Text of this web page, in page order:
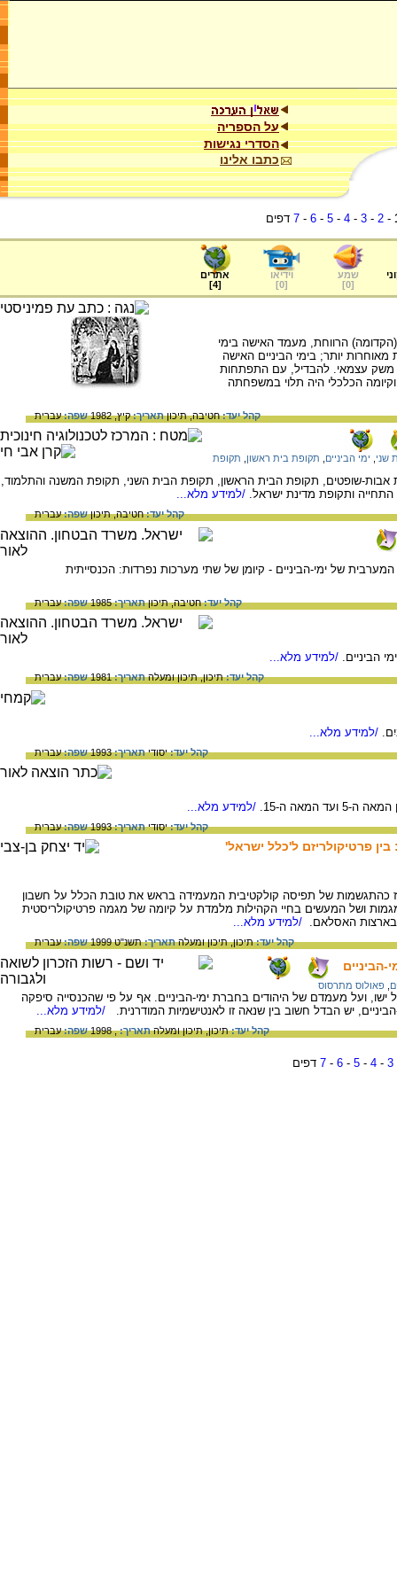
על הספריה
הסדרי נגישות
כתבו אלינו
-
2
-
3
-
4
-
5
-
6
-
7 דפים
שמע
[
0
]
וידיאו
[
0
]
אתרים
[
4
]
הרווחת, מעמד האישה בימי
יותר; בימי הביניים האישה
משק עצמאי. להבדיל, עם התפתחות
הכלכלי היה תלוי במשפחתה
קהל יעד:חטיבה,תיכוןתאריך:קיץ, 1982 שפה:עברית
שני ימי הביניים תקופת בית ראשון תקופת
שופטים, תקופת הבית הראשון, תקופת הבית השני, תקופת המשנה והתלמוד,
ותקופת מדינת ישראל. /למידע מלא...
קהל יעד:חטיבה,תיכוןשפה:עברית
של ימי-הביניים - קיומן של שתי מערכות נפרדות: הכנסייתית
קהל יעד:חטיבה,תיכוןתאריך:1985 שפה:עברית
הביניים. /למידע מלא...
קהל יעד:תיכון,תיכון ומעלהתאריך:1981 שפה:עברית
/למידע מלא...
קהל יעד:יסודיתאריך:1993 שפה:עברית
המאה ה-15. /למידע מלא...
קהל יעד:יסודיתאריך:1993 שפה:עברית
בין פרטיקולריזם ל'כלל ישראל'
כהתגשמות של תפיסה קולקטיבית המעמידה בראש את טובת הכלל על חשבון
ושל המעשים בחיי הקהילות מלמדת על קיומה של מגמה פרטיקולריסטית
/למידע מלא...
קהל יעד:תיכון,תיכון ומעלהתאריך:תשנ"ט 1999 שפה:עברית
הביניים
פאולוס מתרסוס
ישו, ועל מעמדם של היהודים בחברת ימי-הביניים. אף על פי שהכנסייה סיפקה
יש הבדל חשוב בין שנאה זו לאנטישמיות המודרנית.
/למידע מלא...
קהל יעד:תיכון,תיכון ומעלהתאריך:, 1998 שפה:עברית
3
-
4
-
5
-
6
-
7 דפים